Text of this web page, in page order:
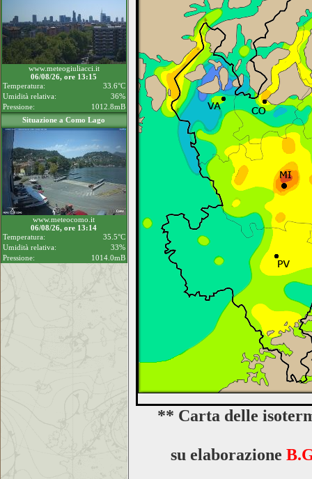
www.meteogiuliacci.it
06/08/26, ore 13:15
Temperatura:
33.6°C
Umidità relativa:
36%
Pressione:
1012.8mB
Situazione a Como Lago
www.meteocomo.it
06/08/26, ore 13:14
Temperatura:
35.5°C
Umidità relativa:
33%
Pressione:
1014.0mB
** Carta delle
su elaborazione